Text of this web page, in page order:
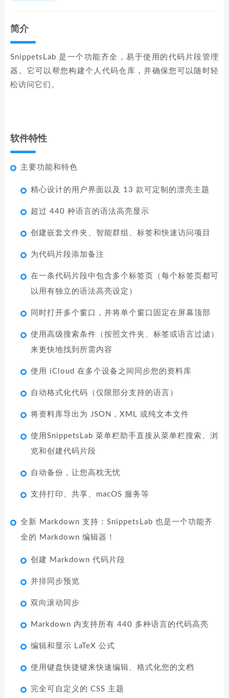
简介
SnippetsLab 是一个功能齐全，易于使用的代码片段管理
器。它可以帮您构建个人代码仓库，并确保您可以随时轻
松访问它们。
软件特性
主要功能和特色
精心设计的用户界面以及 13 款可定制的漂亮主题
超过 440 种语言的语法高亮显示
创建嵌套文件夹、智能群组、标签和快速访问项目
为代码片段添加备注
在一条代码片段中包含多个标签页（每个标签页都可
以用有独立的语法高亮设定）
同时打开多个窗口，并将单个窗口固定在屏幕顶部
使用高级搜索条件（按照文件夹、标签或语言过滤）
来更快地找到所需内容
使用 iCloud 在多个设备之间同步您的资料库
自动格式化代码（仅限部分支持的语言）
将资料库导出为 JSON，XML 或纯文本文件
使用SnippetsLab 菜单栏助手直接从菜单栏搜索、浏
览和创建代码片段
自动备份，让您高枕无忧
支持打印、共享、macOS 服务等
全新 Markdown 支持：SnippetsLab 也是一个功能齐
全的 Markdown 编辑器！
创建 Markdown 代码片段
并排同步预览
双向滚动同步
Markdown 内支持所有 440 多种语言的代码高亮
编辑和显示 LaTeX 公式
使用键盘快捷键来快速编辑、格式化您的文档
完全可自定义的 CSS 主题